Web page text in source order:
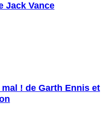
Jack Vance
! de Garth Ennis et